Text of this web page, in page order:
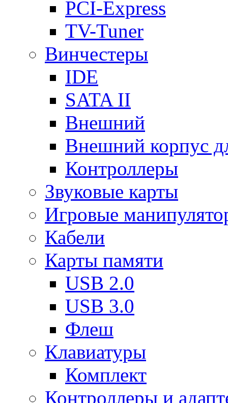
PCI-Express
TV-Tuner
Винчестеры
IDE
SATA II
Внешний
Внешний корпус
Контроллеры
Звуковые карты
Игровые
Кабели
Карты памяти
USB 2.0
USB 3.0
Флеш
Клавиатуры
Комплект
Контроллеры и